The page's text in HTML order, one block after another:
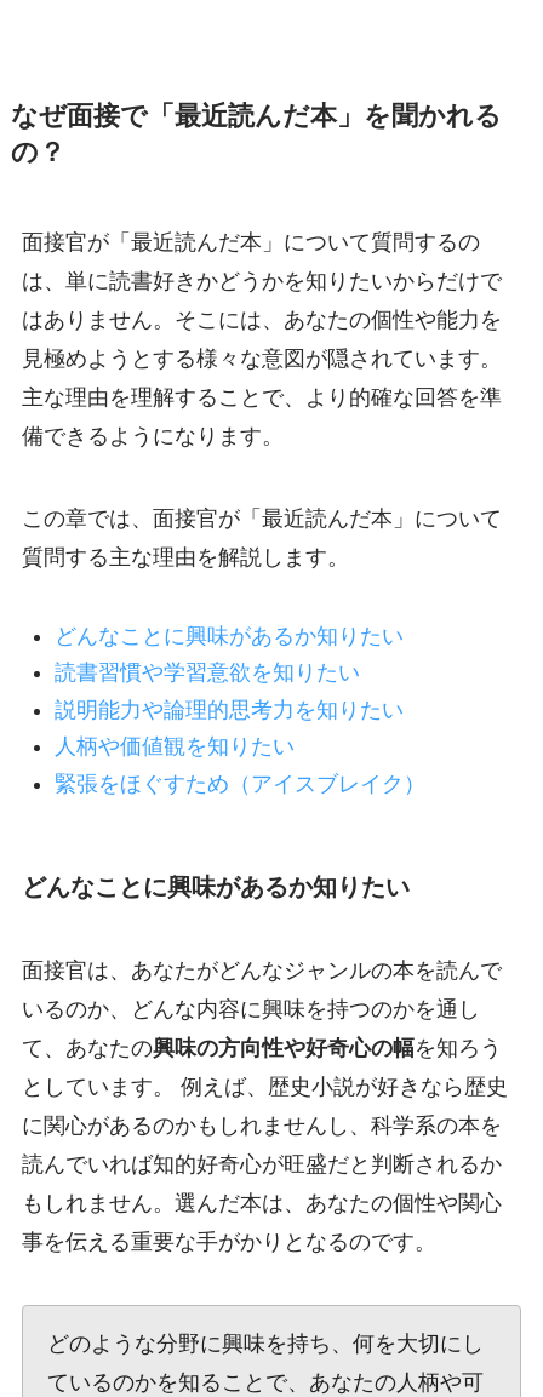
なぜ面接で「最近読んだ本」を聞かれる
の？
面接官が「最近読んだ本」について質問するの
は、単に読書好きかどうかを知りたいからだけで
はありません。そこには、あなたの個性や能力を
見極めようとする様々な意図が隠されています。
主な理由を理解することで、より的確な回答を準
備できるようになります。
この章では、面接官が「最近読んだ本」について
質問する主な理由を解説します。
どんなことに興味があるか知りたい
読書習慣や学習意欲を知りたい
説明能力や論理的思考力を知りたい
人柄や価値観を知りたい
緊張をほぐすため（アイスブレイク）
どんなことに興味があるか知りたい
面接官は、あなたがどんなジャンルの本を読んで
いるのか、どんな内容に興味を持つのかを通し
て、あなたの興味の方向性や好奇心の幅を知ろう
としています。 例えば、歴史小説が好きなら歴史
に関心があるのかもしれませんし、科学系の本を
読んでいれば知的好奇心が旺盛だと判断されるか
もしれません。選んだ本は、あなたの個性や関心
事を伝える重要な手がかりとなるのです。
どのような分野に興味を持ち、何を大切にし
ているのかを知ることで、あなたの人柄や可